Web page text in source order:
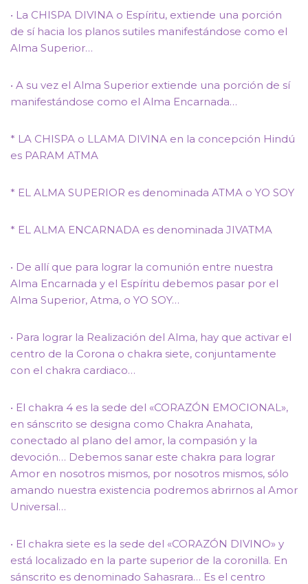
• La CHISPA DIVINA o Espíritu, extiende una porción
de sí hacia los planos sutiles manifestándose como el
Alma Superior…
• A su vez el Alma Superior extiende una porción de sí
manifestándose como el Alma Encarnada…
* LA CHISPA o LLAMA DIVINA en la concepción Hindú
es PARAM ATMA
* EL ALMA SUPERIOR es denominada ATMA o YO SOY
* EL ALMA ENCARNADA es denominada JIVATMA
• De allí que para lograr la comunión entre nuestra
Alma Encarnada y el Espíritu debemos pasar por el
Alma Superior, Atma, o YO SOY…
• Para lograr la Realización del Alma, hay que activar el
centro de la Corona o chakra siete, conjuntamente
con el chakra cardiaco…
• El chakra 4 es la sede del «CORAZÓN EMOCIONAL»,
en sánscrito se designa como Chakra Anahata,
conectado al plano del amor, la compasión y la
devoción… Debemos sanar este chakra para lograr
Amor en nosotros mismos, por nosotros mismos, sólo
amando nuestra existencia podremos abrirnos al Amor
Universal…
• El chakra siete es la sede del «CORAZÓN DIVINO» y
está localizado en la parte superior de la coronilla. En
sánscrito es denominado Sahasrara… Es el centro